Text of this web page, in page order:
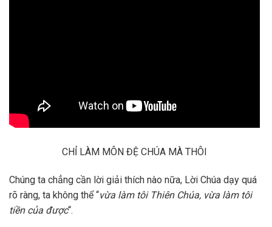
CHỈ LÀM MÔN ĐỆ CHÚA MÀ THÔI
Chúng ta chẳng cần lời giải thích nào nữa, Lời Chúa dạy quá
rõ ràng, ta không thể “vừa làm tôi Thiên Chúa, vừa làm tôi
tiền của được“.